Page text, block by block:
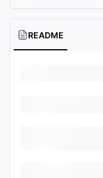
README